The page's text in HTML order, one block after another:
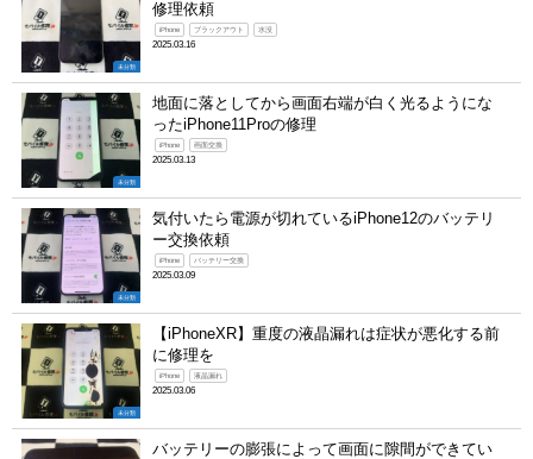
未分類
修理依頼
iPhone ブラックアウト 水没
2025.03.16
未分類
地面に落としてから画面右端が白く光るようにな
ったiPhone11Proの修理
iPhone 画面交換
2025.03.13
未分類
気付いたら電源が切れているiPhone12のバッテリ
ー交換依頼
iPhone バッテリー交換
2025.03.09
未分類
【iPhoneXR】重度の液晶漏れは症状が悪化する前
に修理を
iPhone 液晶漏れ
2025.03.06
バッテリーの膨張によって画面に隙間ができてい